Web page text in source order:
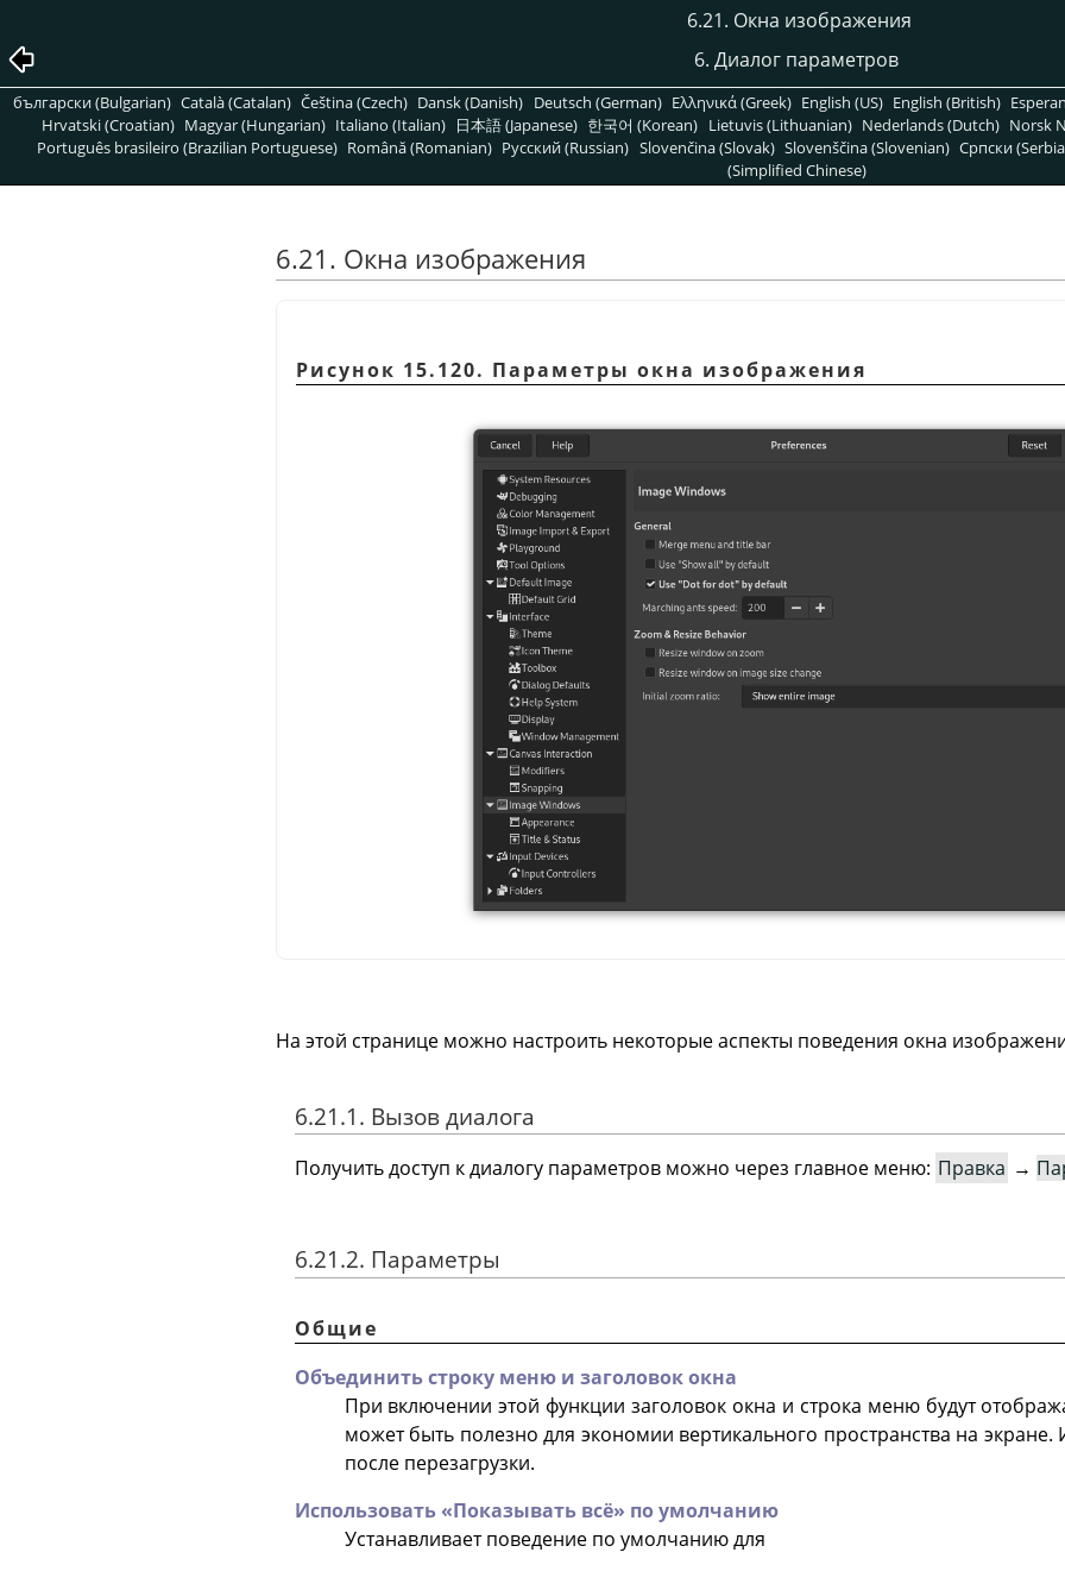
6.21. Окна изображения
6. Диалог параметров
български (Bulgarian) Català (Catalan) Čeština (Czech) Dansk (Danish) Deutsch (German) Ελληνικά (Greek) English (US) English (British)
Hrvatski (Croatian) Magyar (Hungarian) Italiano (Italian) 日本語 (Japanese) 한국어 (Korean) Lietuvis (Lithuanian) Nederlands (Dutch) Norsk
Português brasileiro (Brazilian Portuguese) Română (Romanian) Pусский (Russian) Slovenčina (Slovak) Slovenščina (Slovenian) Српски
(Simplified Chinese)
6.21. Окна изображения
Рисунок 15.120. Параметры окна изображения
На этой странице можно настроить некоторые аспекты поведения окна
6.21.1. Вызов диалога
Получить доступ к диалогу параметров можно через главное меню: Правка →
6.21.2. Параметры
Общие
Объединить строку меню и заголовок окна
При включении этой функции заголовок окна и строка меню будут
может быть полезно для экономии вертикального пространства на экране.
после перезагрузки.
Использовать«Показывать всё» по умолчанию
Устанавливает поведение по умолчанию для